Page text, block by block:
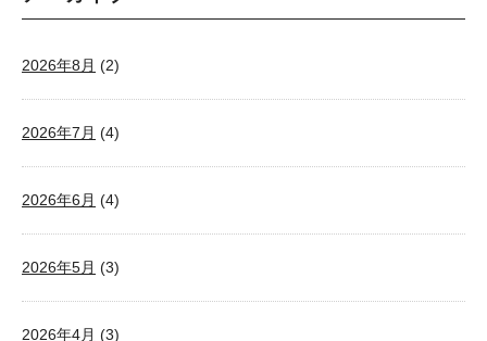
2026年8月 (2)
2026年7月 (4)
2026年6月 (4)
2026年5月 (3)
2026年4月 (3)